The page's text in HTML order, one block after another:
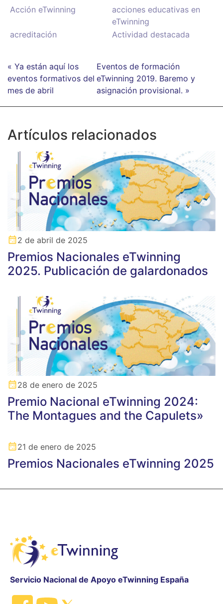
Acción eTwinning
acciones educativas en
eTwinning
acreditación
Actividad destacada
« Ya están aquí los
eventos formativos del
mes de abril
Eventos de formación
eTwinning 2019. Baremo y
asignación provisional. »
Artículos relacionados
2 de abril de 2025
Premios Nacionales eTwinning
2025. Publicación de galardonados
28 de enero de 2025
Premio Nacional eTwinning 2024:
The Montagues and the Capulets»
21 de enero de 2025
Premios Nacionales eTwinning 2025
Servicio Nacional de Apoyo eTwinning España